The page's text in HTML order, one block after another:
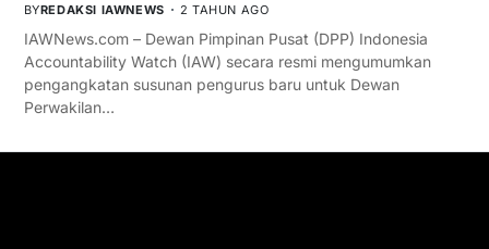
BYREDAKSI IAWNEWS 2 TAHUN AGO
IAWNews.com – Dewan Pimpinan Pusat (DPP) Indonesia
Accountability Watch (IAW) secara resmi mengumumkan
pengangkatan susunan pengurus baru untuk Dewan
Perwakilan…